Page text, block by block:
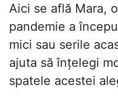
Aici se află Mara,
pandemie a
mici sau serile
ajuta să înțelegi
spatele acestei